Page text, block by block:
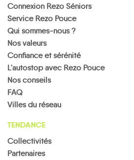
Connexion Rezo Séniors
Service Rezo Pouce
Qui sommes-nous ?
Nos valeurs
Confiance et sérénité
L'autostop avec Rezo Pouce
Nos conseils
FAQ
Villes du réseau
TENDANCE
Collectivités
Partenaires